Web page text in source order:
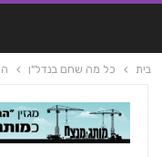
בית כל מה שחם בנדל"ן